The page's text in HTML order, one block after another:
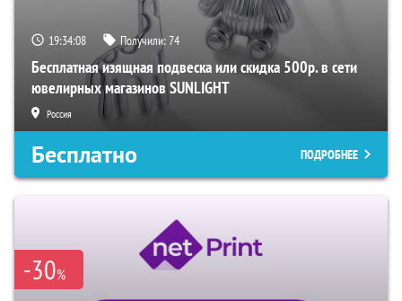
19:34:07 Получили:74
Бесплатная изящная подвеска или скидка 500р. в сети
ювелирных магазинов SUNLIGHT
Россия
Бесплатно ПОДРОБНЕЕ
-30%